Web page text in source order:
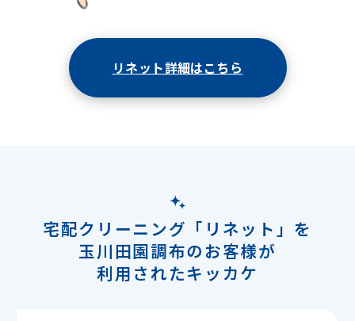
リネット詳細はこちら
宅配クリーニング「リネット」を
玉川田園調布のお客様が
利用されたキッカケ